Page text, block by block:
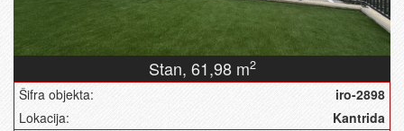
Stan, 61,98 m2
Šifra objekta:
iro-2898
Lokacija:
Kantrida